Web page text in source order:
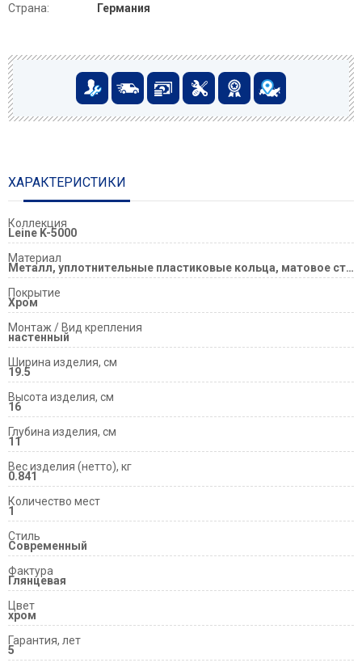
Страна:
Германия
ХАРАКТЕРИСТИКИ
Коллекция
Leine K-5000
Материал
Металл, уплотнительные пластиковые кольца, матовое стекло
Покрытие
Хром
Монтаж / Вид крепления
настенный
Ширина изделия, см
19.5
Высота изделия, см
16
Глубина изделия, см
11
Вес изделия (нетто), кг
0.841
Количество мест
1
Стиль
Современный
Фактура
Глянцевая
Цвет
хром
Гарантия, лет
5